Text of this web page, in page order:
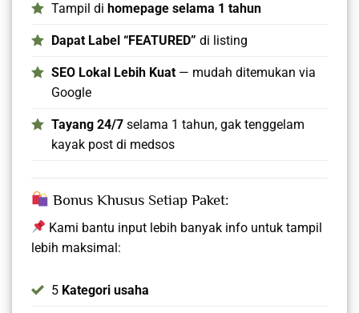
Tampil di homepage selama 1 tahun
Dapat Label “FEATURED” di listing
SEO Lokal Lebih Kuat — mudah ditemukan via
Google
Tayang 24/7 selama 1 tahun, gak tenggelam
kayak post di medsos
Bonus Khusus Setiap Paket:
Kami bantu input lebih banyak info untuk tampil
lebih maksimal:
5 Kategori usaha